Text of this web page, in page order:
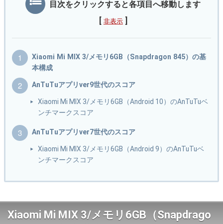
目次をクリックすると各項目へ移動します
[ 非表示 ]
Xiaomi Mi MIX 3/メモリ6GB（Snapdragon 845）の基
本構成
AnTuTuアプリver9世代のスコア
Xiaomi Mi MIX 3/メモリ6GB（Android 10）のAnTuTuベ
ンチマークスコア
AnTuTuアプリver7世代のスコア
Xiaomi Mi MIX 3/メモリ6GB（Android 9）のAnTuTuベ
ンチマークスコア
Xiaomi Mi MIX 3/メモリ6GB（Snapdrago